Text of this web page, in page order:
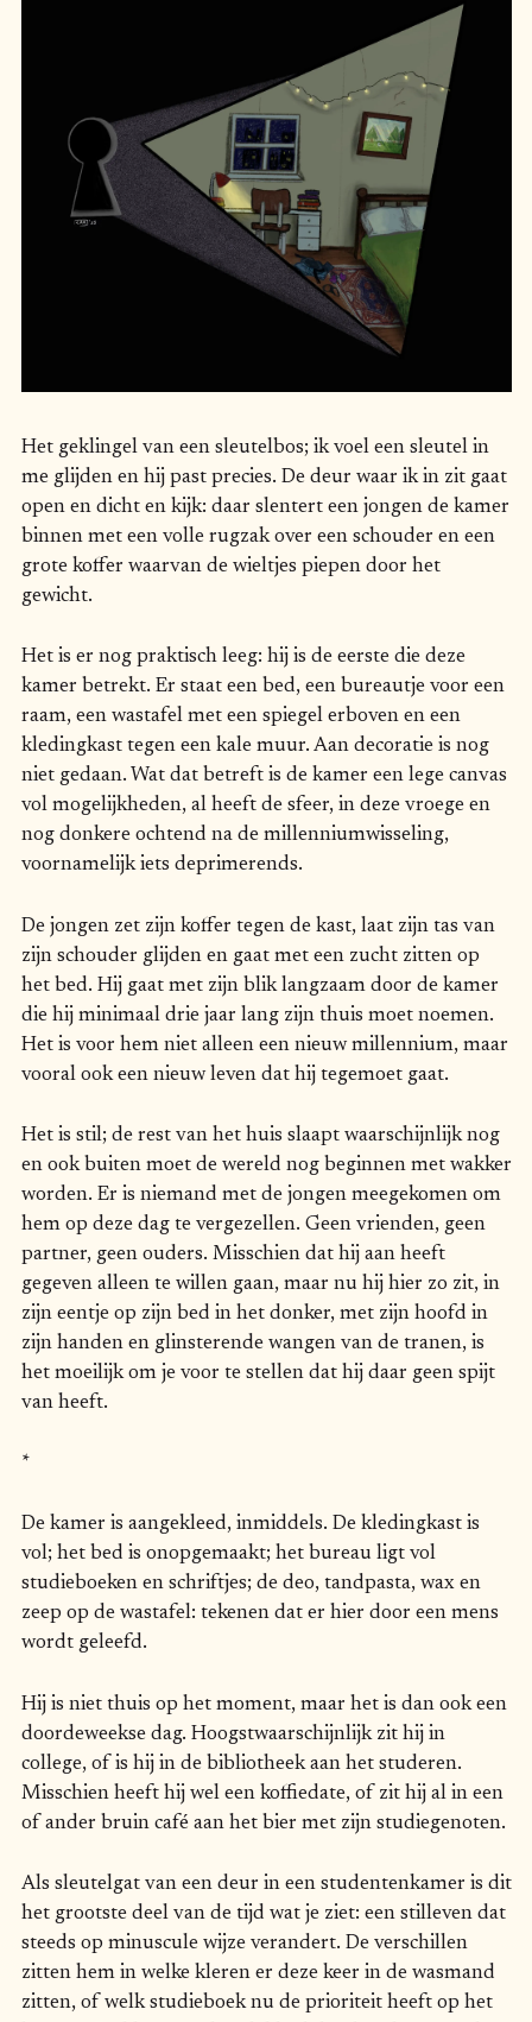
Het geklingel van een sleutelbos; ik voel een sleutel in
me glijden en hij past precies. De deur waar ik in zit gaat
open en dicht en kijk: daar slentert een jongen de kamer
binnen met een volle rugzak over een schouder en een
grote koffer waarvan de wieltjes piepen door het
gewicht.
Het is er nog praktisch leeg: hij is de eerste die deze
kamer betrekt. Er staat een bed, een bureautje voor een
raam, een wastafel met een spiegel erboven en een
kledingkast tegen een kale muur. Aan decoratie is nog
niet gedaan. Wat dat betreft is de kamer een lege canvas
vol mogelijkheden, al heeft de sfeer, in deze vroege en
nog donkere ochtend na de millenniumwisseling,
voornamelijk iets deprimerends.
De jongen zet zijn koffer tegen de kast, laat zijn tas van
zijn schouder glijden en gaat met een zucht zitten op
het bed. Hij gaat met zijn blik langzaam door de kamer
die hij minimaal drie jaar lang zijn thuis moet noemen.
Het is voor hem niet alleen een nieuw millennium, maar
vooral ook een nieuw leven dat hij tegemoet gaat.
Het is stil; de rest van het huis slaapt waarschijnlijk nog
en ook buiten moet de wereld nog beginnen met wakker
worden. Er is niemand met de jongen meegekomen om
hem op deze dag te vergezellen. Geen vrienden, geen
partner, geen ouders. Misschien dat hij aan heeft
gegeven alleen te willen gaan, maar nu hij hier zo zit, in
zijn eentje op zijn bed in het donker, met zijn hoofd in
zijn handen en glinsterende wangen van de tranen, is
het moeilijk om je voor te stellen dat hij daar geen spijt
van heeft.
*
De kamer is aangekleed, inmiddels. De kledingkast is
vol; het bed is onopgemaakt; het bureau ligt vol
studieboeken en schriftjes; de deo, tandpasta, wax en
zeep op de wastafel: tekenen dat er hier door een mens
wordt geleefd.
Hij is niet thuis op het moment, maar het is dan ook een
doordeweekse dag. Hoogstwaarschijnlijk zit hij in
college, of is hij in de bibliotheek aan het studeren.
Misschien heeft hij wel een koffiedate, of zit hij al in een
of ander bruin café aan het bier met zijn studiegenoten.
Als sleutelgat van een deur in een studentenkamer is dit
het grootste deel van de tijd wat je ziet: een stilleven dat
steeds op minuscule wijze verandert. De verschillen
zitten hem in welke kleren er deze keer in de wasmand
zitten, of welk studieboek nu de prioriteit heeft op het